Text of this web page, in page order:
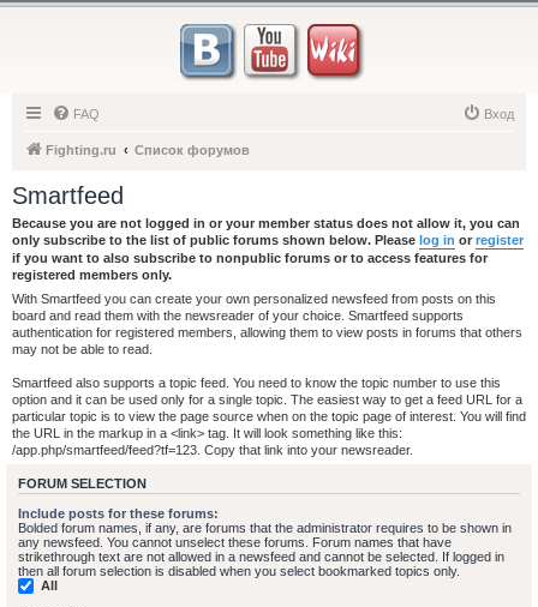
FAQ Вход
Fighting.ru Список форумов
Smartfeed
Because you are not logged in or your member status does not allow it, you can
only subscribe to the list of public forums shown below. Please log in or register
if you want to also subscribe to nonpublic forums or to access features for
registered members only.
With Smartfeed you can create your own personalized newsfeed from posts on this
board and read them with the newsreader of your choice. Smartfeed supports
authentication for registered members, allowing them to view posts in forums that others
may not be able to read.
Smartfeed also supports a topic feed. You need to know the topic number to use this
option and it can be used only for a single topic. The easiest way to get a feed URL for a
particular topic is to view the page source when on the topic page of interest. You will find
the URL in the markup in a <link> tag. It will look something like this:
/app.php/smartfeed/feed?tf=123. Copy that link into your newsreader.
FORUM SELECTION
Include posts for these forums:
Bolded forum names, if any, are forums that the administrator requires to be shown in
any newsfeed. You cannot unselect these forums. Forum names that have
strikethrough text are not allowed in a newsfeed and cannot be selected. If logged in
then all forum selection is disabled when you select bookmarked topics only.
All